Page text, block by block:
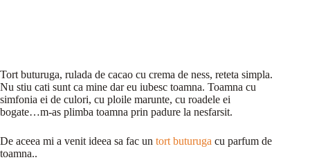
Tort buturuga, rulada de cacao cu crema de ness, reteta simpla.
Nu stiu cati sunt ca mine dar eu iubesc toamna. Toamna cu
simfonia ei de culori, cu ploile marunte, cu roadele ei
bogate…m-as plimba toamna prin padure la nesfarsit.
De aceea mi a venit ideea sa fac un tort buturuga cu parfum de
toamna..